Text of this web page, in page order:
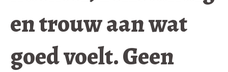
en trouw aan wat
goed voelt. Geen